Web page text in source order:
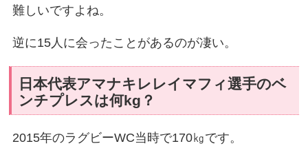
難しいですよね。
逆に15人に会ったことがあるのが凄い。
日本代表アマナキレレイマフィ選手のベ
ンチプレスは何kg？
2015年のラグビーWC当時で170㎏です。